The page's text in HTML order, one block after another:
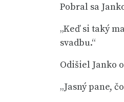
Pobral sa
„Keď si taký
svadbu.“
Odišiel Janko
„Jasný pane,